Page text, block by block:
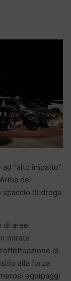
“alto impatto”
dei
spaccio di droga
di aree
mirate
di
alla forza
equipaggi